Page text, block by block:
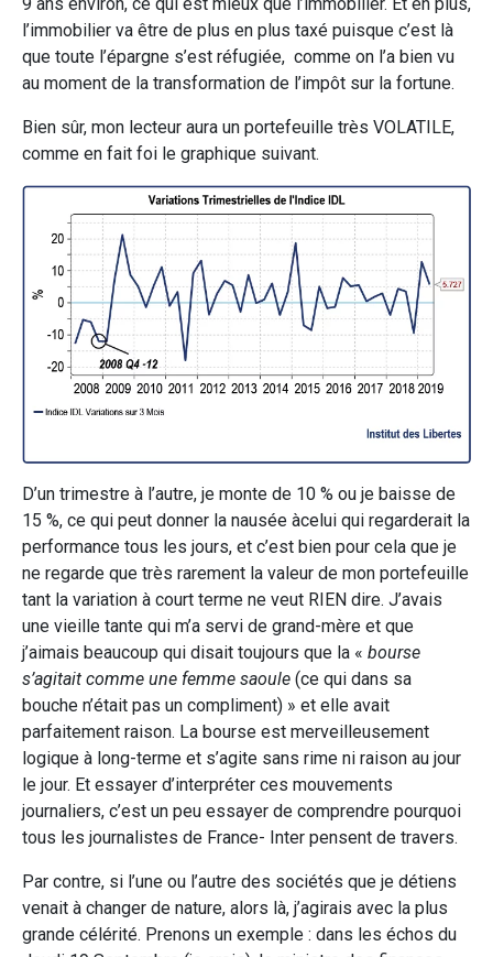
l’immobilier va être de plus en plus taxé puisque c’est là
que toute l’épargne s’est réfugiée, comme on l’a bien vu
au moment de la transformation de l’impôt sur la fortune.
Bien sûr, mon lecteur aura un portefeuille très VOLATILE,
comme en fait foi le graphique suivant.
D’un trimestre à l’autre, je monte de 10 % ou je baisse de
15 %, ce qui peut donner la nausée àcelui qui regarderait la
performance tous les jours, et c’est bien pour cela que je
ne regarde que très rarement la valeur de mon portefeuille
tant la variation à court terme ne veut RIEN dire. J’avais
une vieille tante qui m’a servi de grand-mère et que
j’aimais beaucoup qui disait toujours que la « bourse
s’agitait comme une femme saoule (ce qui dans sa
bouche n’était pas un compliment) » et elle avait
parfaitement raison. La bourse est merveilleusement
logique à long-terme et s’agite sans rime ni raison au jour
le jour. Et essayer d’interpréter ces mouvements
journaliers, c’est un peu essayer de comprendre pourquoi
tous les journalistes de France- Inter pensent de travers.
Par contre, si l’une ou l’autre des sociétés que je détiens
venait à changer de nature, alors là, j’agirais avec la plus
grande célérité. Prenons un exemple : dans les échos du